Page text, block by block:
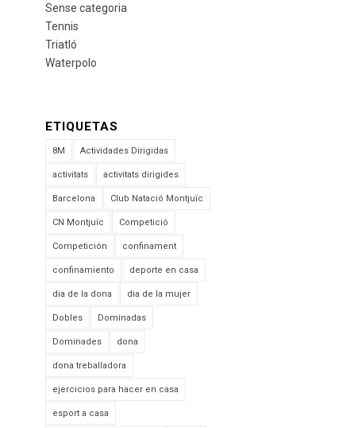
Sense categoria
Tennis
Triatló
Waterpolo
ETIQUETAS
8M Actividades Dirigidas
activitats activitats dirigides
Barcelona Club Natació Montjuïc
CN Montjuïc Competició
Competición confinament
confinamiento deporte en casa
dia de la dona dia de la mujer
Dobles Dominadas
Dominades dona
dona treballadora
ejercicios para hacer en casa
esport a casa